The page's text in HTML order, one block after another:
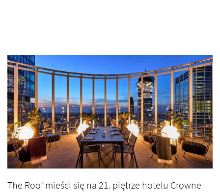
The Roof mieści się na 21. piętrze hotelu Crowne